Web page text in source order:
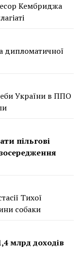
Кембриджа
дипломатичної
України в ППО
пільгові
Тихої
собаки
млрд доходів